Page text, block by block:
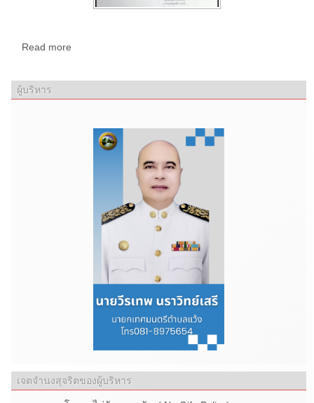
Read more
ผู้บริหาร
เจตจำนงสุจริตของผู้บริหาร